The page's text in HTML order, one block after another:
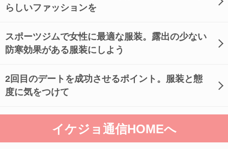
らしいファッションを
スポーツジムで女性に最適な服装。露出の少ない
防寒効果がある服装にしよう
2回目のデートを成功させるポイント。服装と態
度に気をつけて
イケジョ通信HOMEへ